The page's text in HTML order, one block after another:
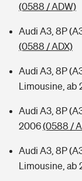
(0588 / ADW)
Audi A3, 8P
(0588 / ADX)
Audi A3, 8P
Limousine, ab
Audi A3, 8P
2006(0588 /
Audi A3, 8P
Limousine, ab